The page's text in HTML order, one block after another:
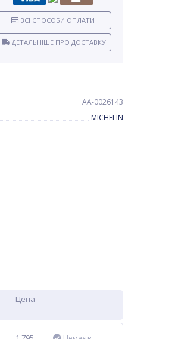
ВСІ СПОСОБИ ОПЛАТИ
ДЕТАЛЬНІШЕ ПРО ДОСТАВКУ
AA-0026143
MICHELIN
Цена